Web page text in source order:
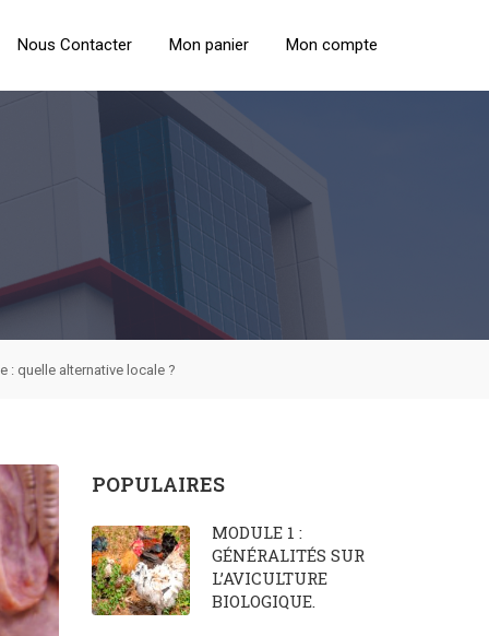
Nous Contacter Mon panier Mon compte
: quelle alternative locale ?
POPULAIRES
MODULE 1 :
GÉNÉRALITÉS SUR
L’AVICULTURE
BIOLOGIQUE.